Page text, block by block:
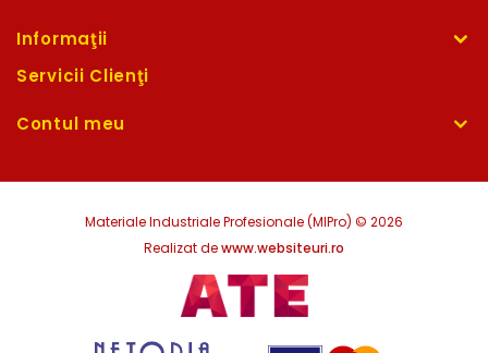
Informaţii
Servicii Clienţi
Contul meu
Materiale Industriale Profesionale (MIPro) © 2026
Realizat dewww.websiteuri.ro